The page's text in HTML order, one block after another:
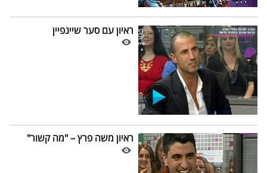
ראיון עם סער שיינפיין
ראיון משה פרץ – "מה קשור"